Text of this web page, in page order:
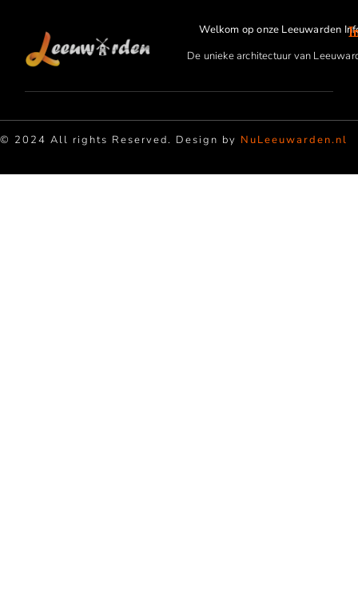
Welkom op onze Leeuwarden
De unieke architectuur van
© 2024 All rights Reserved. Design by NuLeeuwarden.nl